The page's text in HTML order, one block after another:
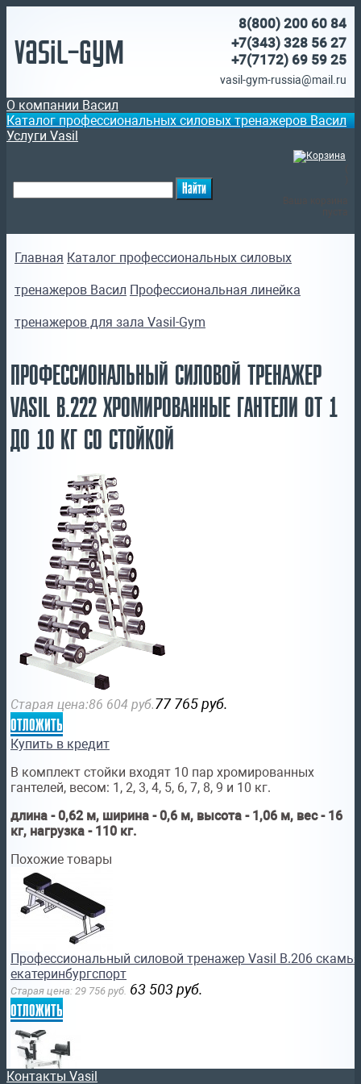
Vasil-Gym
8(800) 200 60 84
+7(343) 328 56 27
+7(7172) 69 59 25
vasil-gym-russia@mail.ru
О компании Васил
Каталог профессиональных силовых тренажеров Васил
Услуги Vasil
Главная Каталог профессиональных силовых
тренажеров Васил Профессиональная линейка
тренажеров для зала Vasil-Gym
ПРОФЕССИОНАЛЬНЫЙ СИЛОВОЙ ТРЕНАЖЕР
VASIL B.222 ХРОМИРОВАННЫЕ ГАНТЕЛИ ОТ 1
ДО 10 КГ СО СТОЙКОЙ
Старая цена:86 604 руб.77 765 руб.
отложить
Купить в кредит
В комплект стойки входят 10 пар хромированных
гантелей, весом: 1, 2, 3, 4, 5, 6, 7, 8, 9 и 10 кг.
длина - 0,62 м, ширина - 0,6 м, высота - 1,06 м, вес - 16
кг, нагрузка - 110 кг.
Похожие товары
Профессиональный силовой тренажер Vasil B.206
екатеринбургспорт
Старая цена: 29 756 руб. 63 503 руб.
отложить
Контакты Vasil